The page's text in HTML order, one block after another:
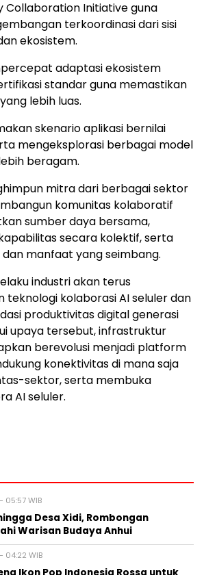
Collaboration Initiative guna
terkoordinasi dari sisi
ekosistem.
adaptasi ekosistem
standar guna memastikan
lebih luas.
skenario aplikasi bernilai
mengeksplorasi berbagai model
beragam.
mitra dari berbagai sektor
komunitas kolaboratif
sumber daya bersama,
secara kolektif, serta
manfaat yang seimbang.
industri akan terus
teknologi kolaborasi AI seluler dan
produktivitas digital generasi
upaya tersebut, infrastruktur
berevolusi menjadi platform
konektivitas di mana saja
sektor, serta membuka
AI seluler.
05:57 WIB
Desa Xidi, Rombongan
Warisan Budaya Anhui
04:22 WIB